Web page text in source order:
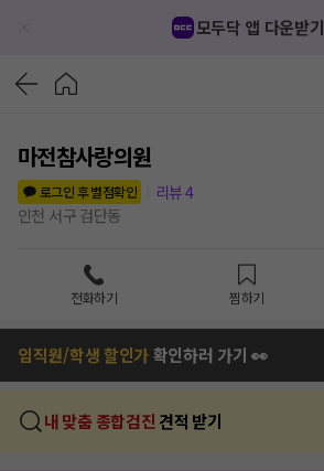
모두닥 앱 다운받기
마전참사랑의원
로그인 후 별점확인
리뷰4
인천 서구 검단동
전화하기 찜하기
임직원/학생 할인가확인하러 가기 👀
내 맞춤 종합검진 견적 받기